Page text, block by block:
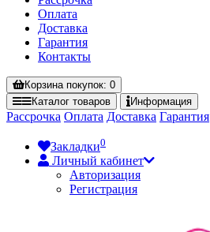
Оплата
Доставка
Гарантия
Контакты
Корзинапокупок: 0
Каталог товаров Информация
Рассрочка Оплата Доставка Гарантия
Закладки0
Личный кабинет
Авторизация
Регистрация